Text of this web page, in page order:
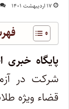
۱۷ اردیبهشت ۱۴۰۱
پایگاه خبری
شرکت در
قضاء ویژه طلاب سال